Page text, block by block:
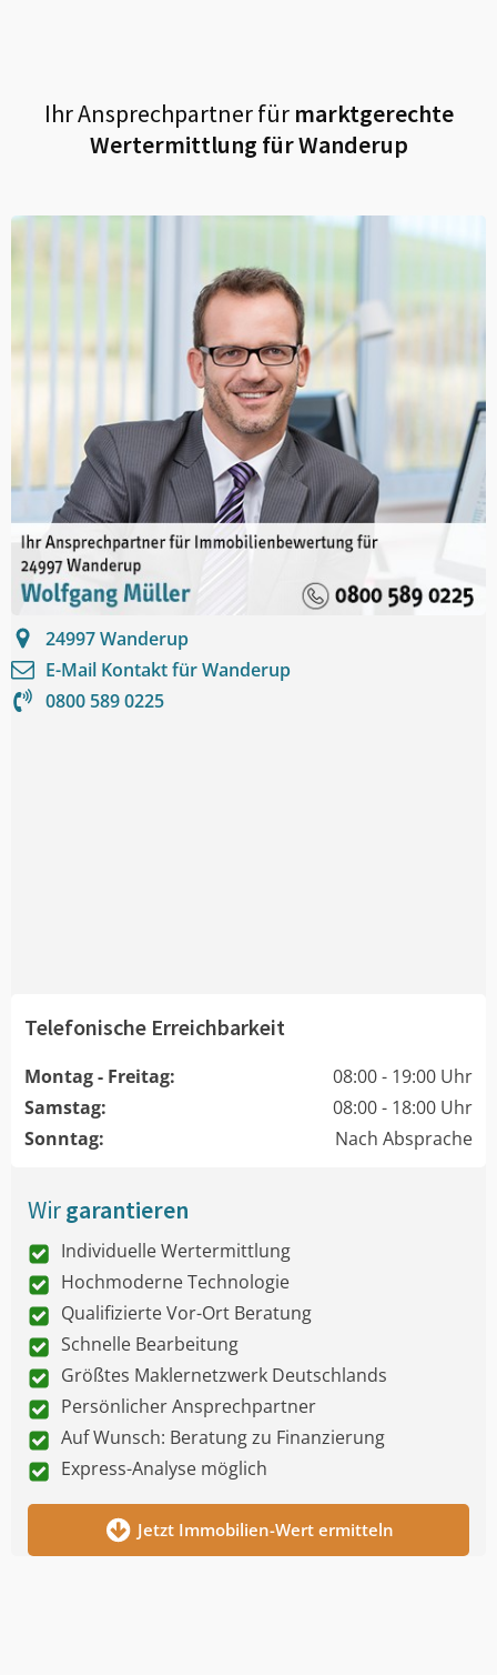
Ihr Ansprechpartner fürmarktgerechte
Wertermittlung fürWanderup
24997Wanderup
E-Mail Kontakt fürWanderup
0800 589 0225
Telefonische Erreichbarkeit
Montag - Freitag:
08:00 - 19:00 Uhr
Samstag:
08:00 - 18:00 Uhr
Sonntag:
Nach Absprache
Wirgarantieren
Individuelle Wertermittlung
Hochmoderne Technologie
Qualifizierte Vor-Ort Beratung
Schnelle Bearbeitung
Größtes Maklernetzwerk Deutschlands
Persönlicher Ansprechpartner
Auf Wunsch: Beratung zu Finanzierung
Express-Analyse möglich
Jetzt Immobilien-Wert ermitteln